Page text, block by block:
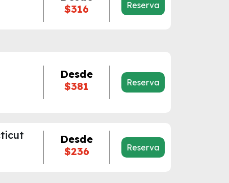
$316
Reserva
Desde
$381
Reserva
Desde
$236
Reserva